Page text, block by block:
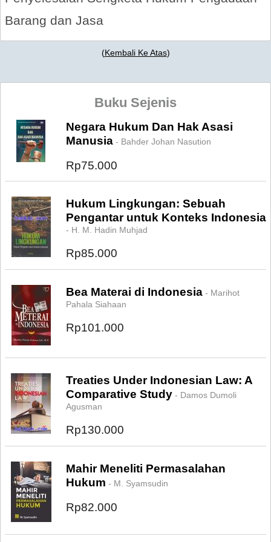
Barang dan Jasa
(Kembali Ke Atas)
Buku Sejenis
Negara Hukum Dan Hak Asasi
Manusia - Bahder Johan Nasution
Rp75.000
Hukum Lingkungan: Sebuah
Pengantar untuk Konteks Indonesia
- H. M. Hadin Muhjad
Rp85.000
Bea Materai di Indonesia - Marihot
Pahala Siahaan
Rp101.000
Treaties Under Indonesian Law: A
Comparative Study - Damos Dumoli
Agusman
Rp130.000
Mahir Meneliti Permasalahan
Hukum - M. Syamsudin
Rp82.000